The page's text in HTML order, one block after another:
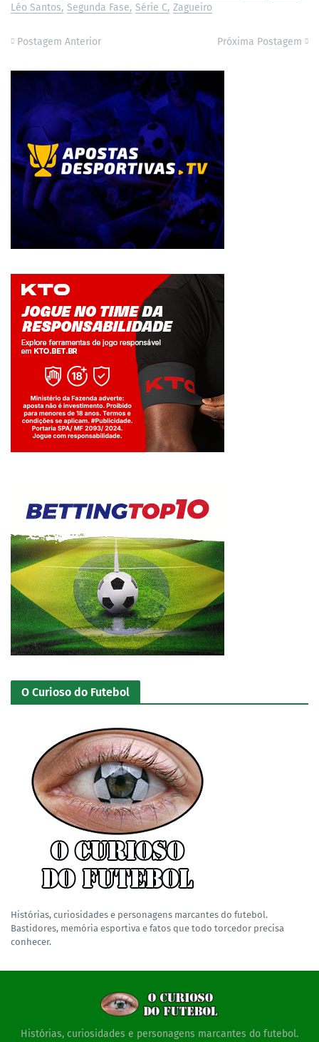
Léo Santos Segunda Fase Série C Zagueiro
Postagem Anterior Próxima Postagem
Jogue com responsabilidade. 18+
O Curioso do Futebol
Histórias, curiosidades e personagens marcantes do futebol.
Bastidores, memória esportiva e fatos que todo torcedor precisa
conhecer.
Histórias, curiosidades e personagens marcantes do futebol.